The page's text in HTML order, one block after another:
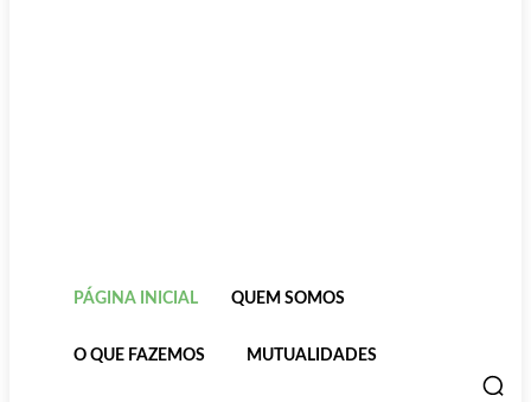
PÁGINA INICIAL QUEM SOMOS
O QUE FAZEMOS MUTUALIDADES